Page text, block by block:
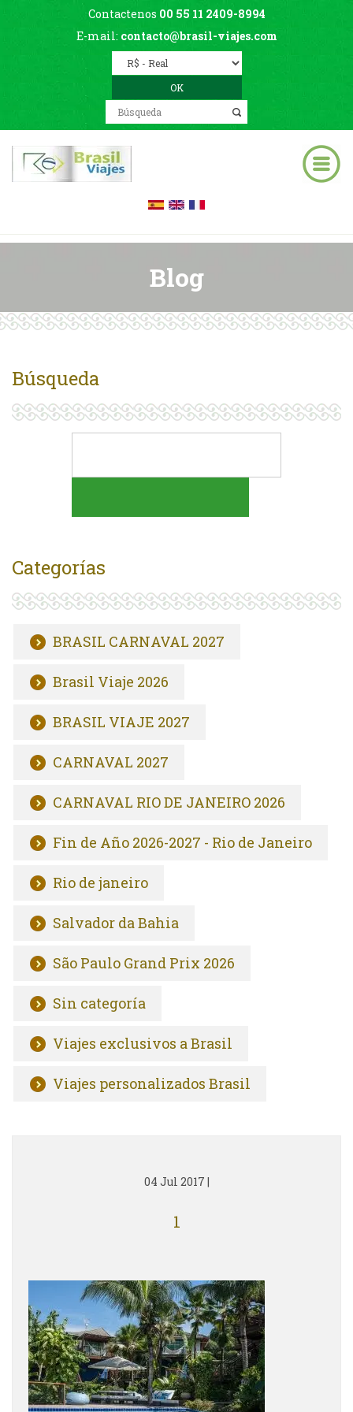
Contactenos 00 55 11 2409-8994
E-mail: contacto@brasil-viajes.com
Blog
Búsqueda
Categorías
BRASIL CARNAVAL 2027
Brasil Viaje 2026
BRASIL VIAJE 2027
CARNAVAL 2027
CARNAVAL RIO DE JANEIRO 2026
Fin de Año 2026-2027 - Rio de Janeiro
Rio de janeiro
Salvador da Bahia
São Paulo Grand Prix 2026
Sin categoría
Viajes exclusivos a Brasil
Viajes personalizados Brasil
04 Jul 2017 |
1